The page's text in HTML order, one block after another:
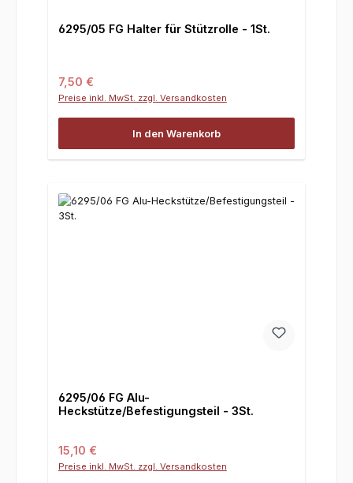
6295/05 FG Halter für Stützrolle - 1St.
Regulärer Preis:
7,50 €
Preise inkl. MwSt. zzgl. Versandkosten
In den Warenkorb
6295/06 FG Alu-
Heckstütze/Befestigungsteil - 3St.
Regulärer Preis:
15,10 €
Preise inkl. MwSt. zzgl. Versandkosten